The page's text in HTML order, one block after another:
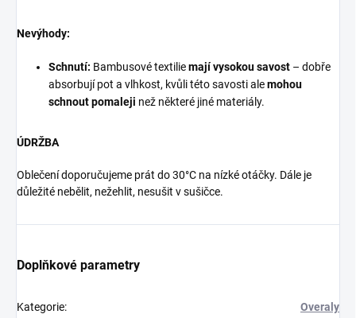
Nevýhody:
Schnutí: Bambusové textiliemají vysokou savost – dobře
absorbují pot a vlhkost, kvůli této savosti alemohou
schnout pomaleji než některé jiné materiály.
ÚDRŽBA
Oblečení doporučujeme prát do 30°C na nízké otáčky. Dále je
důležité nebělit, nežehlit, nesušit v sušičce.
Doplňkové parametry
Kategorie: Overaly